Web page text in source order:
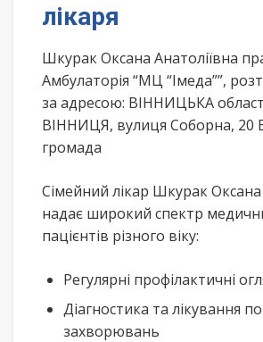
лікаря
Шкурак Оксана Анатоліївна
Амбулаторія “МЦ “Імеда””,
за адресою: ВІННИЦЬКА
ВІННИЦЯ, вулиця Соборна,
громада
Сімейний лікар Шкурак Оксана
надає широкий спектр
пацієнтів різного віку:
Регулярні профілактичні
Діагностика та лікування
захворювань